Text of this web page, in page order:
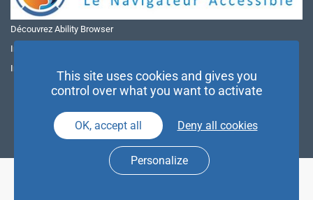
Découvrez Ability Browser
Installer Ability Browser sur Windows
Installer Ability Browser sur Mac
This site uses cookies and gives you
control over what you want to activate
OK, accept all Deny all cookies
Personalize